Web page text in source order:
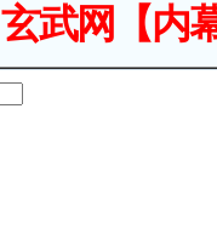
玄武网【内